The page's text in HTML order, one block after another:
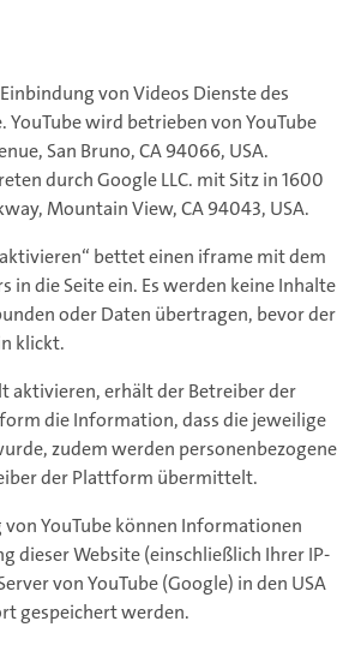
von Videos Dienste des
YouTube wird betrieben von YouTube
San Bruno, CA 94066, USA.
durch Google LLC. mit Sitz in 1600
Mountain View, CA 94043, USA.
bettet einen iframe mit dem
in die Seite ein. Es werden keine Inhalte
oder Daten übertragen, bevor der
klickt.
aktivieren, erhält der Betreiber der
die Information, dass die jeweilige
zudem werden personenbezogene
der Plattform übermittelt.
YouTube können Informationen
dieser Website (einschließlich Ihrer IP-
von YouTube (Google) in den USA
gespeichert werden.